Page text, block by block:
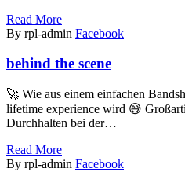
Read More
By rpl-admin Facebook
behind the scene
🚀 Wie aus einem einfachen
lifetime experience wird 😅
Durchhalten bei der…
Read More
By rpl-admin Facebook